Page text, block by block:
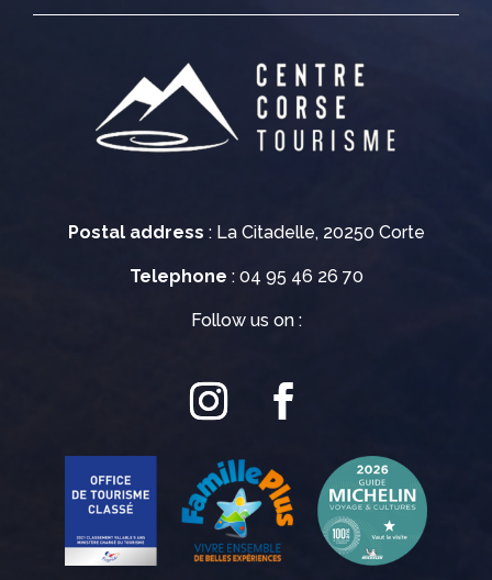
Postal address : La Citadelle, 20250 Corte
Telephone : 04 95 46 26 70
Follow us on :